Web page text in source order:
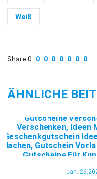
Weiß
Share:0 0 0 0 0 0 0 0
ÄHNLICHE
Jan.